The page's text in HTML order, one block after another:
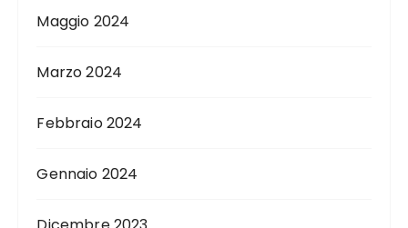
Maggio 2024
Marzo 2024
Febbraio 2024
Gennaio 2024